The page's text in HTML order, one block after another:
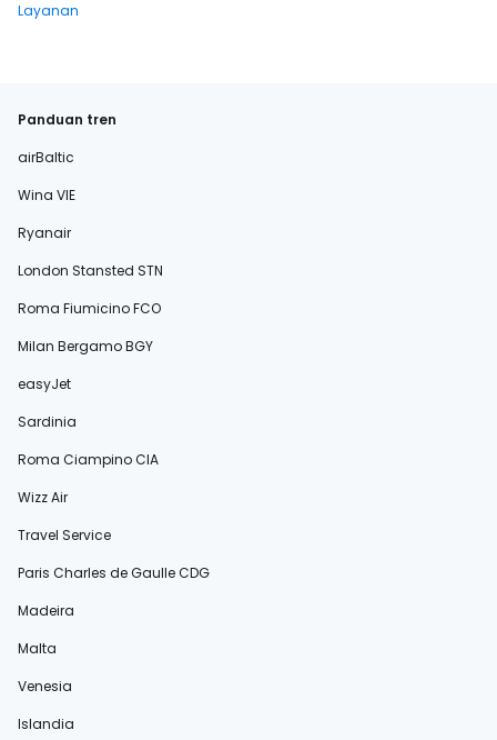
Layanan
Panduan tren
airBaltic
Wina VIE
Ryanair
London Stansted STN
Roma Fiumicino FCO
Milan Bergamo BGY
easyJet
Sardinia
Roma Ciampino CIA
Wizz Air
Travel Service
Paris Charles de Gaulle CDG
Madeira
Malta
Venesia
Islandia